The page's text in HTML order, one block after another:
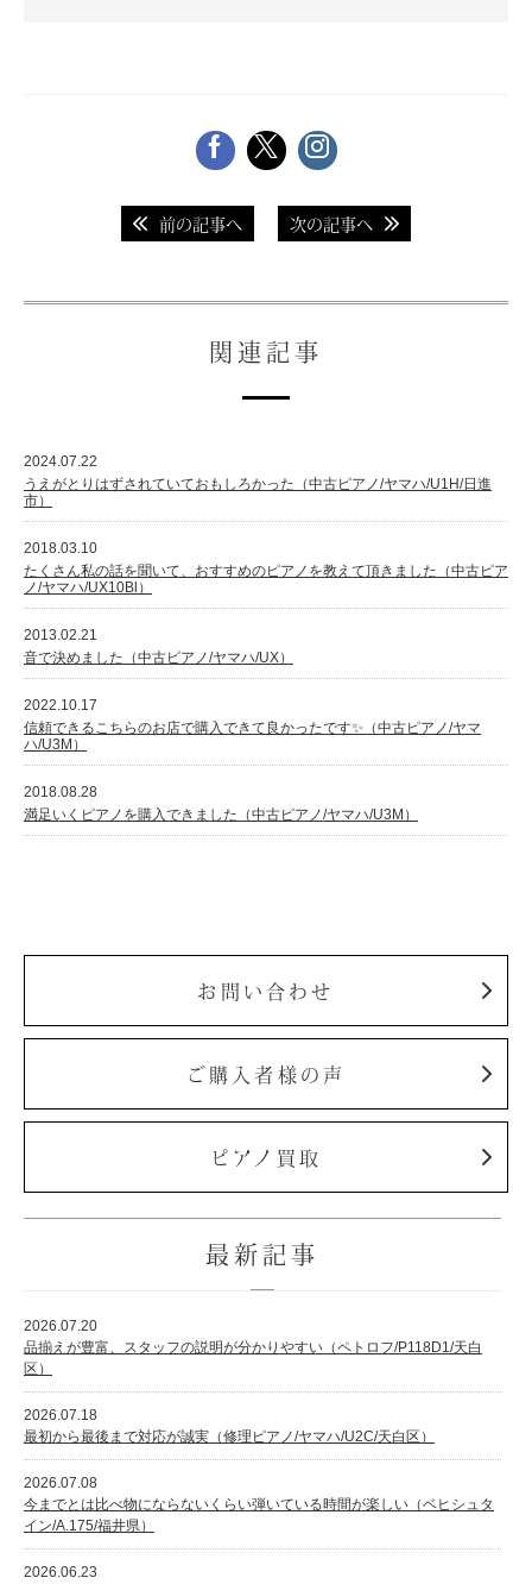
前の記事へ 次の記事へ
関連記事
2024.07.22
うえがとりはずされていておもしろかった（中古ピアノ/ヤマハ/U1H/日進
市）
2018.03.10
たくさん私の話を聞いて、おすすめのピアノを教えて頂きました（中古ピア
ノ/ヤマハ/UX10Bl）
2013.02.21
音で決めました（中古ピアノ/ヤマハ/UX）
2022.10.17
信頼できるこちらのお店で購入できて良かったです✨（中古ピアノ/ヤマ
ハ/U3M）
2018.08.28
満足いくピアノを購入できました（中古ピアノ/ヤマハ/U3M）
お問い合わせ
ご購入者様の声
ピアノ買取
最新記事
2026.07.20
品揃えが豊富、スタッフの説明が分かりやすい（ペトロフ/P118D1/天白
区）
2026.07.18
最初から最後まで対応が誠実（修理ピアノ/ヤマハ/U2C/天白区）
2026.07.08
今までとは比べ物にならないくらい弾いている時間が楽しい（ベヒシュタ
イン/A.175/福井県）
2026.06.23